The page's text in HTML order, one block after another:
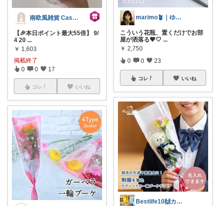
南欧風雑貨 Casa de ivy
【🎉本日ポイント最大55倍】 9/
4 20 ...
￥ 1,603
掲載終了
0 0 17
コレ いいね
marimo🪴｜ゆるっと大人可愛い
こういう花瓶、置くだけでお部
屋が洒落る🤎🤍 ...
￥ 2,750
0 0 23
コレ いいね
Bestlife10🙌カラフルな生活